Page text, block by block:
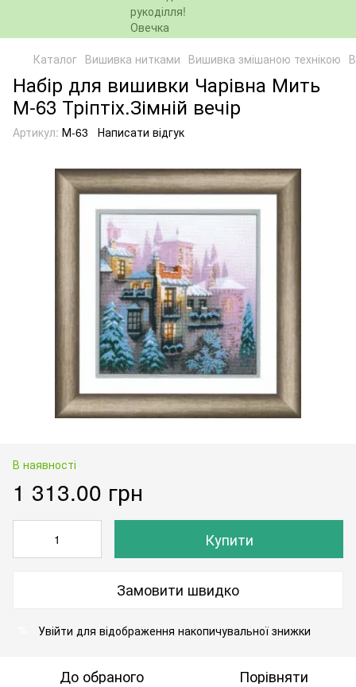
Каталог Вишивка нитками Вишивка змішаною технікою
Набір для вишивки Чарівна Мить
М-63 Тріптіх.Зімній вечір
Артикул: М-63 Написати відгук
В наявності
1 313.00 грн
Купити
Замовити швидко
Увійти для відображення накопичувальної знижки
До обраного Порівняти